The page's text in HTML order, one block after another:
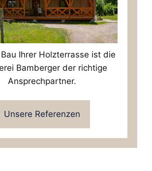
Ihrer Holzterrasse ist die
Bamberger der richtige
Ansprechpartner.
Unsere Referenzen